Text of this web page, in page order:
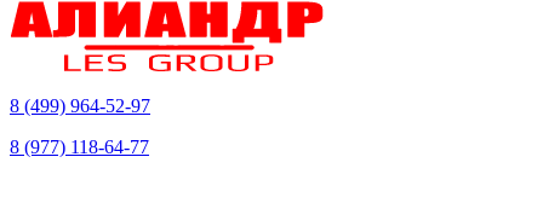
8 (499) 964-52-97
8 (977) 118-64-77